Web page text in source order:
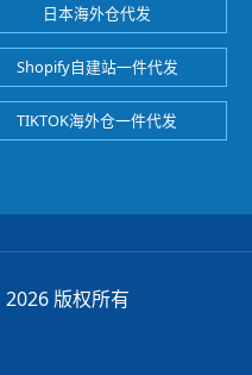
日本海外仓代发
Shopify自建站一件代发
TIKTOK海外仓一件代发
版权所有